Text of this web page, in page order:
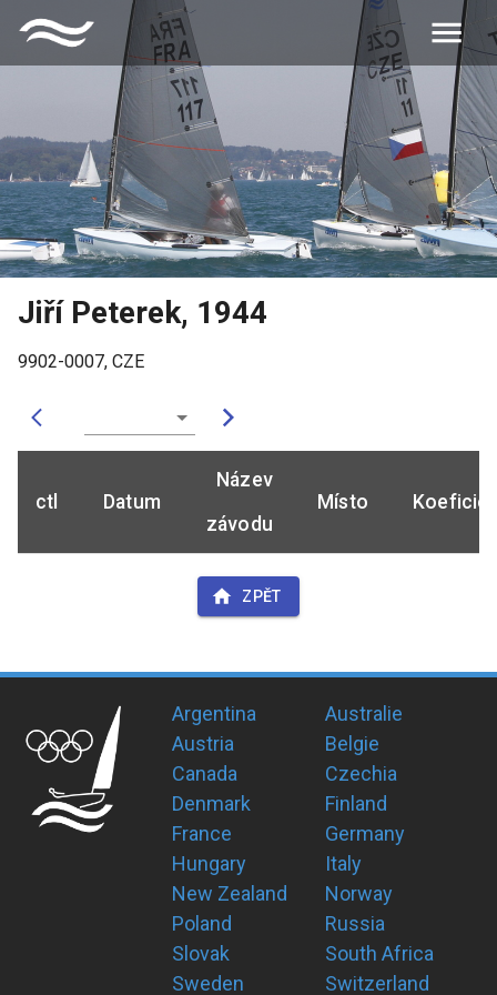
Jiří Peterek, 1944
9902-0007, CZE
ctl Datum
Název
závodu
Místo
ZPĚT
Argentina
Australie
Austria
Belgie
Canada
Czechia
Denmark
Finland
France
Germany
Hungary
Italy
New Zealand
Norway
Poland
Russia
Slovak
South Africa
Sweden
Switzerland